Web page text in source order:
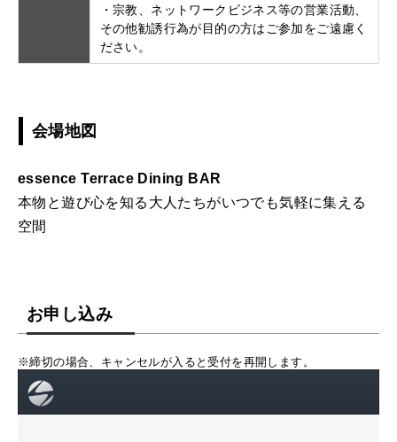
・宗教、ネットワークビジネス等の営業活動、
その他勧誘行為が目的の方はご参加をご遠慮く
ださい。
会場地図
essence Terrace Dining BAR
本物と遊び心を知る大人たちがいつでも気軽に集える
空間
お申し込み
※締切の場合、キャンセルが入ると受付を再開します。